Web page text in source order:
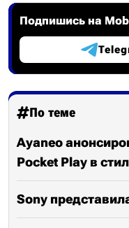
Подпишись на
По теме
Ayaneo
Pocket Play в
Sony